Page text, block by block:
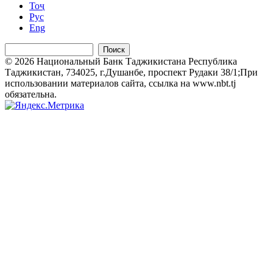
Тоҷ
Рус
Eng
Поиск
© 2026 Национальный Банк Таджикистана Республика
Таджикистан, 734025, г.Душанбе, проспект Рудаки 38/1;При
использовании материалов сайта, ссылка на www.nbt.tj
обязательна.